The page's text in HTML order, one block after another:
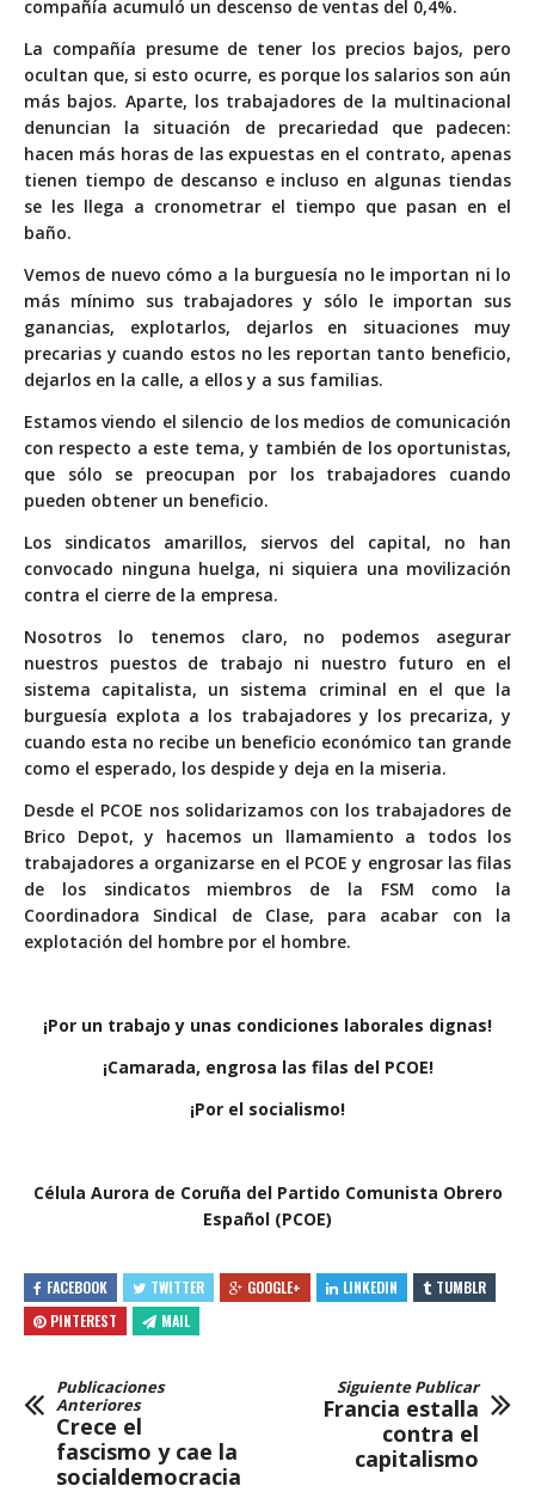
compañía acumuló un descenso de ventas del 0,4%.
La compañía presume de tener los precios bajos, pero
ocultan que, si esto ocurre, es porque los salarios son aún
más bajos. Aparte, los trabajadores de la multinacional
denuncian la situación de precariedad que padecen:
hacen más horas de las expuestas en el contrato, apenas
tienen tiempo de descanso e incluso en algunas tiendas
se les llega a cronometrar el tiempo que pasan en el
baño.
Vemos de nuevo cómo a la burguesía no le importan ni lo
más mínimo sus trabajadores y sólo le importan sus
ganancias, explotarlos, dejarlos en situaciones muy
precarias y cuando estos no les reportan tanto beneficio,
dejarlos en la calle, a ellos y a sus familias.
Estamos viendo el silencio de los medios de comunicación
con respecto a este tema, y también de los oportunistas,
que sólo se preocupan por los trabajadores cuando
pueden obtener un beneficio.
Los sindicatos amarillos, siervos del capital, no han
convocado ninguna huelga, ni siquiera una movilización
contra el cierre de la empresa.
Nosotros lo tenemos claro, no podemos asegurar
nuestros puestos de trabajo ni nuestro futuro en el
sistema capitalista, un sistema criminal en el que la
burguesía explota a los trabajadores y los precariza, y
cuando esta no recibe un beneficio económico tan grande
como el esperado, los despide y deja en la miseria.
Desde el PCOE nos solidarizamos con los trabajadores de
Brico Depot, y hacemos un llamamiento a todos los
trabajadores a organizarse en el PCOE y engrosar las filas
de los sindicatos miembros de la FSM como la
Coordinadora Sindical de Clase, para acabar con la
explotación del hombre por el hombre.
¡Por un trabajo y unas condiciones laborales dignas!
¡Camarada, engrosa las filas del PCOE!
¡Por el socialismo!
Célula Aurora de Coruña del Partido Comunista Obrero
Español (PCOE)
FACEBOOK TWITTER GOOGLE+ LINKEDIN
TUMBLR
PINTEREST
MAIL
Publicaciones
Anteriores
Crece el
fascismo y cae la
socialdemocracia
Siguiente Publicar
Francia estalla
contra el
capitalismo